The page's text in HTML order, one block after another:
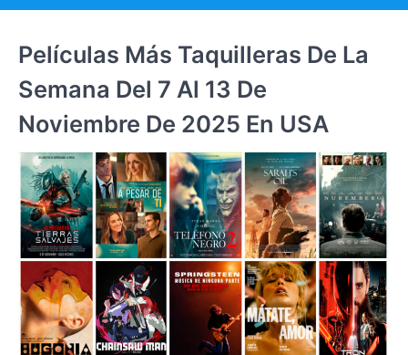
Películas Más Taquilleras De La
Semana Del 7 Al 13 De
Noviembre De 2025 En USA